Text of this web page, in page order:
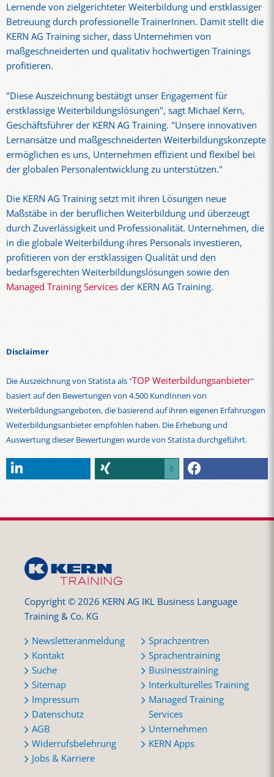
Lernende von zielgerichteter Weiterbildung und erstklassiger
Betreuung durch professionelle TrainerInnen. Damit stellt die
KERN AG Training sicher, dass Unternehmen von
maßgeschneiderten und qualitativ hochwertigen Trainings
profitieren.
"Diese Auszeichnung bestätigt unser Engagement für
erstklassige Weiterbildungslösungen", sagt Michael Kern,
Geschäftsführer der KERN AG Training. "Unsere innovativen
Lernansätze und maßgeschneiderten Weiterbildungskonzepte
ermöglichen es uns, Unternehmen effizient und flexibel bei
der globalen Personalentwicklung zu unterstützen."
Die KERN AG Training setzt mit ihren Lösungen neue
Maßstäbe in der beruflichen Weiterbildung und überzeugt
durch Zuverlässigkeit und Professionalität. Unternehmen, die
in die globale Weiterbildung ihres Personals investieren,
profitieren von der erstklassigen Qualität und den
bedarfsgerechten Weiterbildungslösungen sowie den
Managed Training Servicesder KERN AG Training.
Disclaimer
Die Auszeichnung von Statista als "TOP Weiterbildungsanbieter"
basiert auf den Bewertungen von 4.500 KundInnen von
Weiterbildungsangeboten, die basierend auf ihren eigenen Erfahrungen
Weiterbildungsanbieter empfohlen haben. Die Erhebung und
Auswertung dieser Bewertungen wurde von Statista durchgeführt.
0
Copyright © 2026 KERN AG IKL Business Language
Training & Co. KG
Newsletteranmeldung
Kontakt
Suche
Sitemap
Impressum
Datenschutz
AGB
Widerrufsbelehrung
Jobs & Karriere
Sprachzentren
Sprachentraining
Businesstraining
Interkulturelles Training
Managed Training
Services
Unternehmen
KERN Apps